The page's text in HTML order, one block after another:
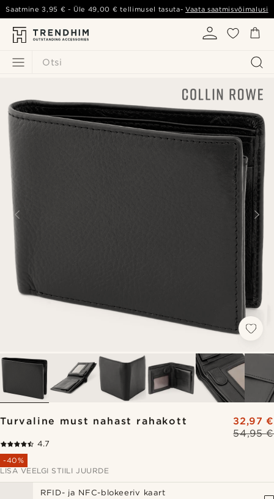
Otsi
Saatmine3,95 € - Üle 49,00 € tellimusel tasuta-Vaata saatmisvõimalusi
Turvaline must nahast rahakott
54,95 €
32,97 €
4.7
-40%
LISA VEELGI STIILI JUURDE
RFID- ja NFC-blokeeriv kaart